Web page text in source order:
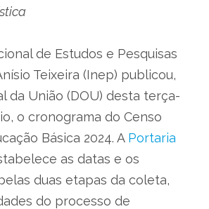
de Estudos e Pesquisas
Teixeira (Inep) publicou,
da União (DOU) desta terça-
o cronograma do Censo
Básica 2024. A Portaria
as datas e os
duas etapas da coleta,
do processo de